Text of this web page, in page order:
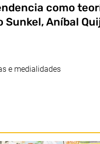
como
Sunkel, Aníbal
e medialidades